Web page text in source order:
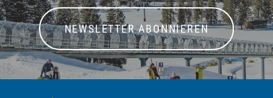
NEWSLETTER ABONNIEREN